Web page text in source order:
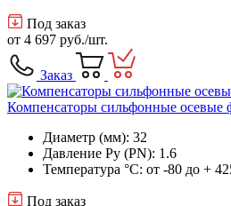
Под заказ
от 4 697 руб./шт.
Заказ
Компенсаторы сильфонные осевые
Диаметр (мм): 32
Давление Ру (PN): 1.6
Температура °C: от -80 до +
Под заказ